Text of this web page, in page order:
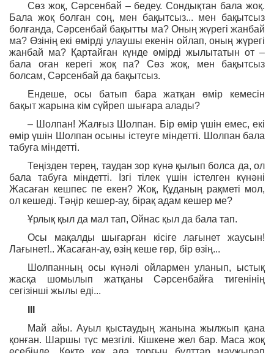
Сөз жоқ, Сәрсенбай – бедеу. Сондықтан бала жоқ.
Бала жоқ болған соң, мен бақытсыз... мен бақытсыз
болғанда, Сәрсенбай бақытты ма? Оның жүрегі жанбай
ма? Өзінің екі өмірді улаушы екенін ойлап, оның жүрегі
жанбай ма? Қартайған күнде өмірді жылытатын от –
бала оған керегі жоқ па? Сөз жоқ, мен бақытсыз
болсам, Сәрсенбай да бақытсыз.
Ендеше, осы батып бара жатқан өмір кемесін
бақыт жарына кім сүйреп шығара алады?
– Шолпан! Жалғыз Шолпан. Бір өмір үшін емес, екі
өмір үшін Шолпан осыны істеуге міндетті. Шолпан бала
табуға міндетті.
Теңізден терең, таудан зор күнә қылып болса да, ол
бала табуға міндетті. Ізгі тілек үшін істелген күнәні
Жасаған кешпес пе екен? Жоқ, Құданың рақметі мол,
ол кешеді. Тәңір кешер-ау, бірақ адам кешер ме?
Ұрлық қыл да мал тап, Ойнас қыл да бала тап.
Осы мақалды шығарған кісіге лағынет жаусын!
Лағынет!.. Жасаған-ау, өзің кеше гөр, бір өзің...
Шолпанның осы күнәлі ойлармен уланып, ыстық
жасқа шомылып жатқаны Сәрсенбайға тигенінің
сегізінші жылы еді...
ІІІ
Май айы. Ауыл қыстаудың жанына жылжып қана
қонған. Шаршы түс мезгілі. Кішкене жел бар. Маса жоқ